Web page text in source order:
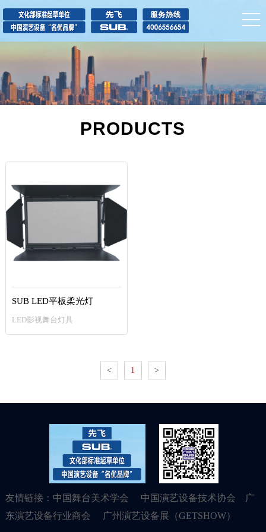
PRODUCTS
SUB LED平板柔光灯
LED影视舞台灯具
< 1 >
友情链接： 中国舞台美术学会 中国演艺设备技术协会
广
东演艺设备行业商会
广州演艺设备展（GETSHOW）